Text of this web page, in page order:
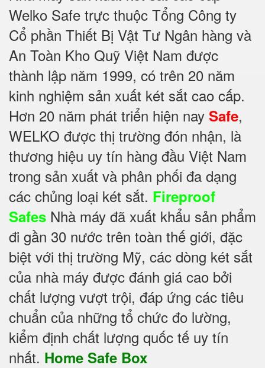
Welko Safe trực thuộc Tổng Công ty
Cổ phần Thiết Bị Vật Tư Ngân hàng và
An Toàn Kho Quỹ Việt Nam được
thành lập năm 1999, có trên 20 năm
kinh nghiệm sản xuất két sắt cao cấp.
Hơn 20 năm phát triển hiện nay Safe,
WELKO được thị trường đón nhận, là
thương hiệu uy tín hàng đầu Việt Nam
trong sản xuất và phân phối đa dạng
các chủng loại két sắt. Fireproof
Safes Nhà máy đã xuất khẩu sản phẩm
đi gần 30 nước trên toàn thế giới, đặc
biệt với thị trường Mỹ, các dòng két sắt
của nhà máy được đánh giá cao bởi
chất lượng vượt trội, đáp ứng các tiêu
chuẩn của những tổ chức đo lường,
kiểm định chất lượng quốc tế uy tín
nhất. Home Safe Box